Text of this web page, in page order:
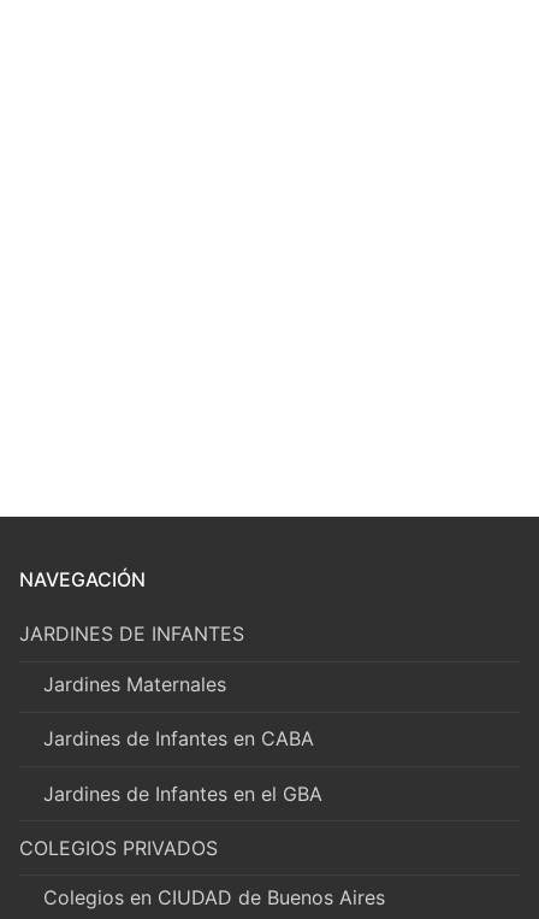
NAVEGACIÓN
JARDINES DE INFANTES
Jardines Maternales
Jardines de Infantes en CABA
Jardines de Infantes en el GBA
COLEGIOS PRIVADOS
Colegios en CIUDAD de Buenos Aires